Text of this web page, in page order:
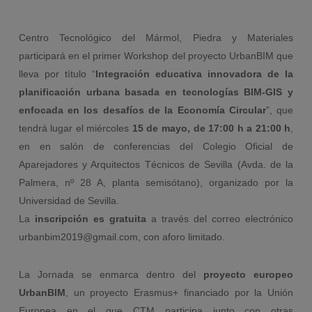
Centro Tecnológico del Mármol, Piedra y Materiales
participará en el primer Workshop del proyecto UrbanBIM que
lleva por título “Integración educativa innovadora de la
planificación urbana basada en tecnologías BIM-GIS y
enfocada en los desafíos de la Economía Circular”, que
tendrá lugar el miércoles 15 de mayo, de 17:00 h a 21:00 h,
en en salón de conferencias del Colegio Oficial de
Aparejadores y Arquitectos Técnicos de Sevilla (Avda. de la
Palmera, nº 28 A, planta semisótano), organizado por la
Universidad de Sevilla.
Lainscripción es gratuitaa través del correo electrónico
urbanbim2019@gmail.com, con aforo limitado.
La Jornada se enmarca dentro del proyecto europeo
UrbanBIM, un proyecto Erasmus+ financiado por la Unión